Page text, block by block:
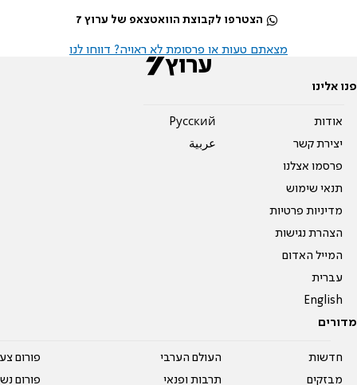
הצטרפו לקבוצת הוואטצאפ של ערוץ 7
מצאתם טעות או פרסומת לא ראויה? דווחו לנו
פנו אלינו
אודות
יצירת קשר
פרסמו אצלנו
תנאי שימוש
מדיניות פרטיות
הצהרת נגישות
המייל האדום
עברית
English
Pусский
عربية
מדורים
חדשות
מבזקים
העולם הערבי
תרבות ופנאי
פורום
פורום